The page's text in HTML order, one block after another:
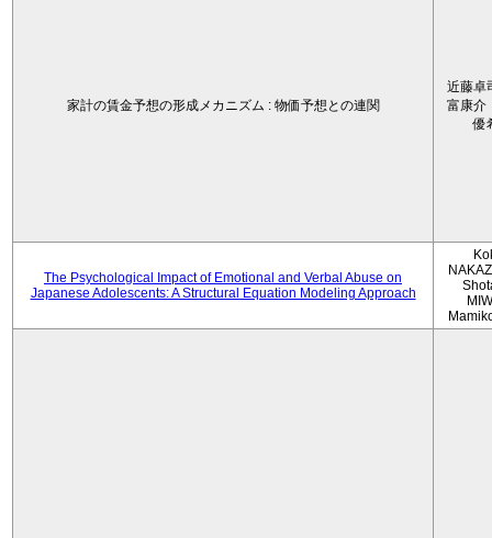
家計の賃金予想の形成メカニズム : 物価予想との連関
近藤卓
富康介
優
The Psychological Impact of Emotional and Verbal Abuse on
Japanese Adolescents: A Structural Equation Modeling Approach